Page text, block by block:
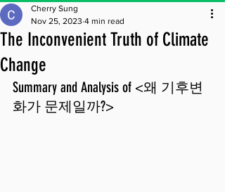
The Inconvenient Truth of Climate
Change
Cherry Sung
Nov 25, 2023 4 min read
Summary and Analysis of <왜 기후변
화가 문제일까?>